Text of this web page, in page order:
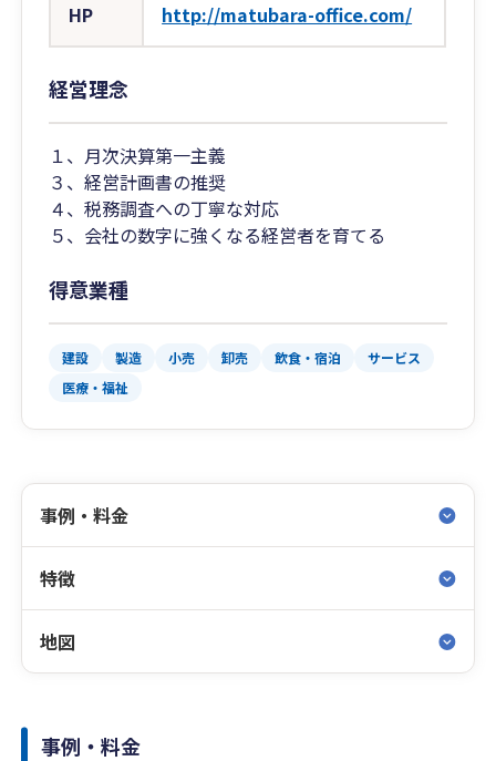
HP http://matubara-office.com/
経営理念
１、月次決算第一主義
３、経営計画書の推奨
４、税務調査への丁寧な対応
５、会社の数字に強くなる経営者を育てる
得意業種
建設 製造 小売 卸売 飲食・宿泊
サービス
医療・福祉
事例・料金
特徴
地図
事例・料金